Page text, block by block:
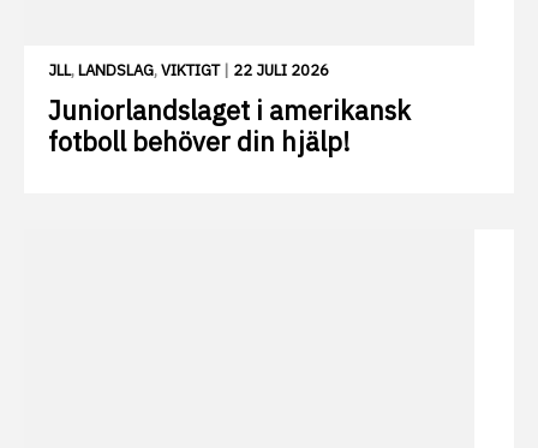
JLL,LANDSLAG,VIKTIGT| 22 JULI 2026
Juniorlandslaget i amerikansk
fotboll behöver din hjälp!